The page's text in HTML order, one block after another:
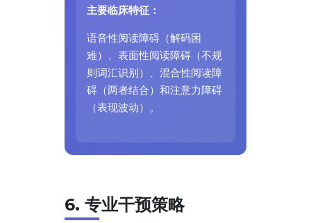
主要临床特征：
语音性阅读障碍（解码困
难）、表面性阅读障碍（不规
则词汇识别）、混合性阅读障
碍（两者结合）和注意力障碍
（表现波动）。
6. 专业干预策略